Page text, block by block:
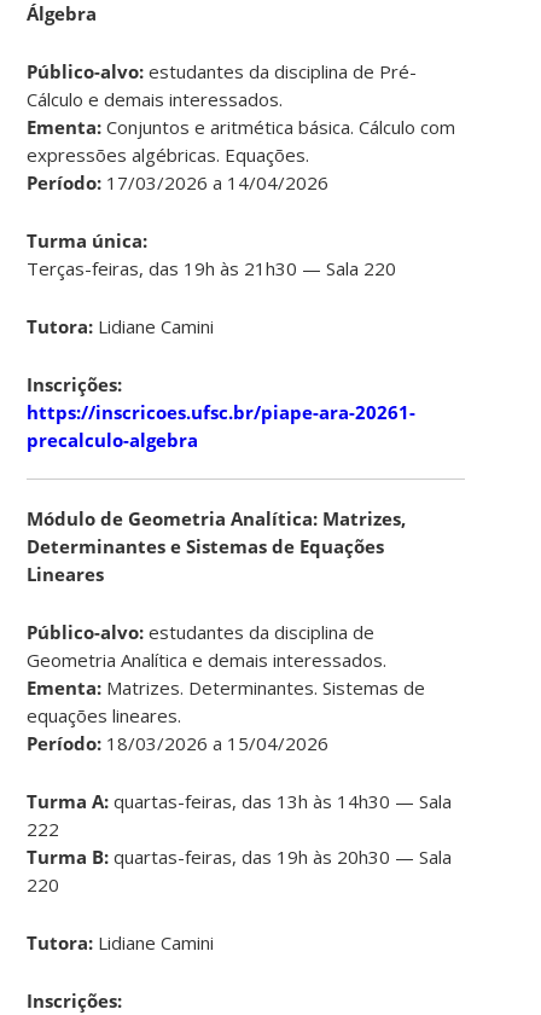
Álgebra
Público-alvo: estudantes da disciplina de Pré-
Cálculo e demais interessados.
Ementa: Conjuntos e aritmética básica. Cálculo com
expressões algébricas. Equações.
Período: 17/03/2026 a 14/04/2026
Turma única:
Terças-feiras, das 19h às 21h30 — Sala 220
Tutora: Lidiane Camini
Inscrições:
https://inscricoes.ufsc.br/piape-ara-20261-
precalculo-algebra
Módulo de Geometria Analítica: Matrizes,
Determinantes e Sistemas de Equações
Lineares
Público-alvo: estudantes da disciplina de
Geometria Analítica e demais interessados.
Ementa: Matrizes. Determinantes. Sistemas de
equações lineares.
Período: 18/03/2026 a 15/04/2026
Turma A: quartas-feiras, das 13h às 14h30 — Sala
222
Turma B: quartas-feiras, das 19h às 20h30 — Sala
220
Tutora: Lidiane Camini
Inscrições: